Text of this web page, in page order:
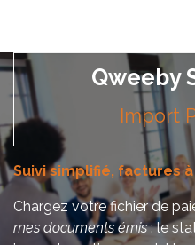
Qweeby
Import
Suivi simplifié, factures
Chargez votre fichier de
mes documents émis: le